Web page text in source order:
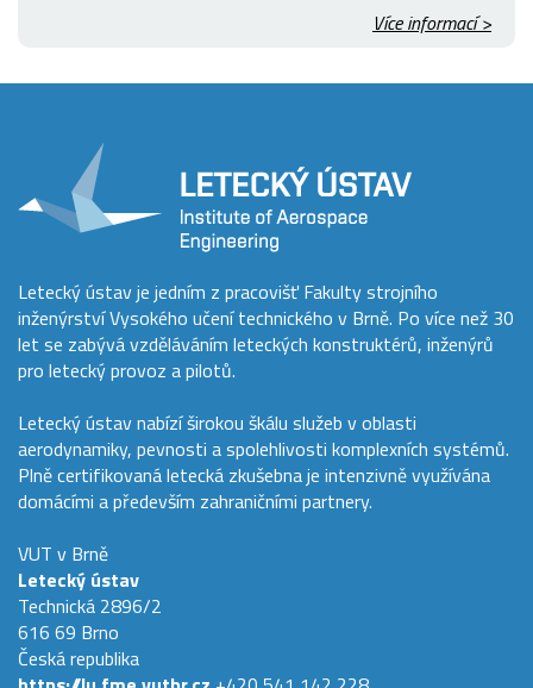
Více informací >
Letecký ústav je jedním z pracovišť Fakulty strojního
inženýrství Vysokého učení technického v Brně. Po více než 30
let se zabývá vzděláváním leteckých konstruktérů, inženýrů
pro letecký provoz a pilotů.
Letecký ústav nabízí širokou škálu služeb v oblasti
aerodynamiky, pevnosti a spolehlivosti komplexních systémů.
Plně certifikovaná letecká zkušebna je intenzivně využívána
domácími a především zahraničními partnery.
VUT v Brně
Letecký ústav
Technická 2896/2
616 69 Brno
Česká republika